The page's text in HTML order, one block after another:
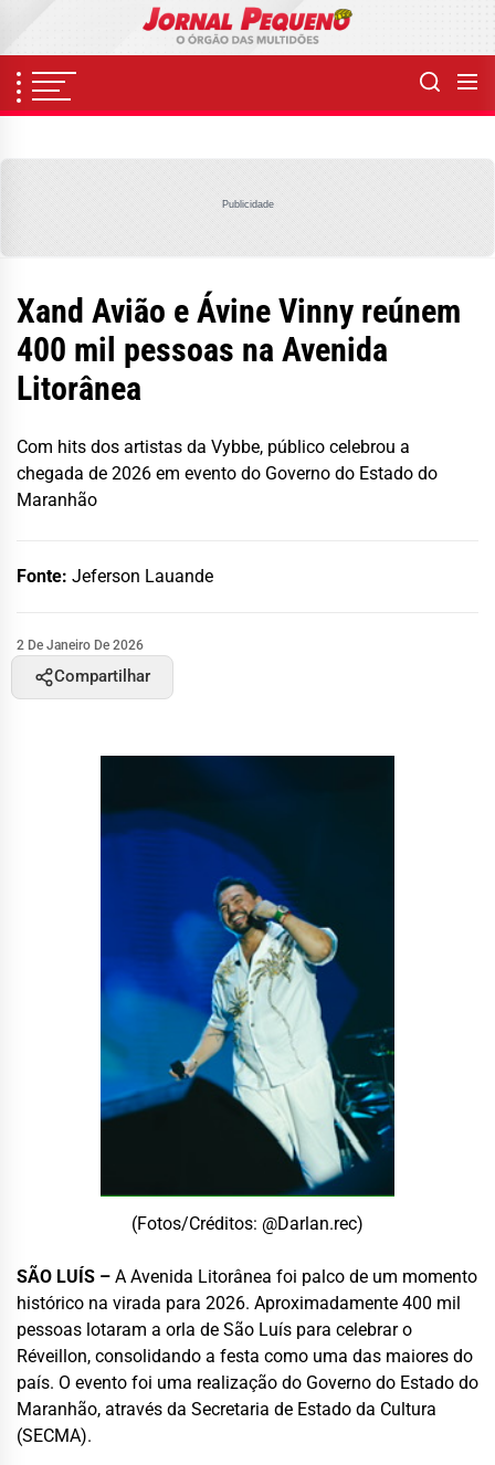
content
Publicidade
Xand Avião e Ávine Vinny reúnem
400 mil pessoas na Avenida
Litorânea
Com hits dos artistas da Vybbe, público celebrou a
chegada de 2026 em evento do Governo do Estado do
Maranhão
Fonte: Jeferson Lauande
2 De Janeiro De 2026
Compartilhar
(Fotos/Créditos: @Darlan.rec)
SÃO LUÍS – A Avenida Litorânea foi palco de um momento
histórico na virada para 2026. Aproximadamente 400 mil
pessoas lotaram a orla de São Luís para celebrar o
Réveillon, consolidando a festa como uma das maiores do
país. O evento foi uma realização do Governo do Estado do
Maranhão, através da Secretaria de Estado da Cultura
(SECMA).